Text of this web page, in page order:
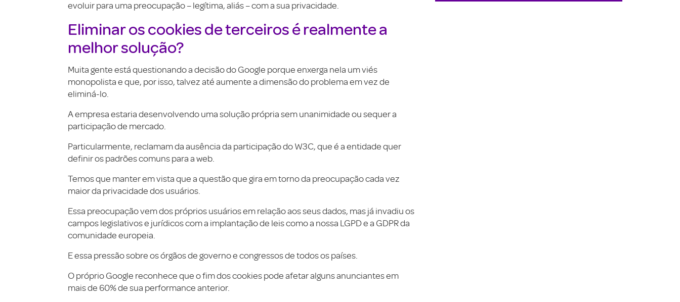
evoluir para uma preocupação – legítima, aliás – com a sua privacidade.
Eliminar os cookies de terceiros é realmente a
melhor solução?
Muita gente está questionando a decisão do Google porque enxerga nela um viés
monopolista e que, por isso, talvez até aumente a dimensão do problema em vez de
eliminá-lo.
A empresa estaria desenvolvendo uma solução própria sem unanimidade ou sequer a
participação de mercado.
Particularmente, reclamam da ausência da participação do W3C, que é a entidade quer
definir os padrões comuns para a web.
Temos que manter em vista que a questão que gira em torno da preocupação cada vez
maior da privacidade dos usuários.
Essa preocupação vem dos próprios usuários em relação aos seus dados, mas já invadiu os
campos legislativos e jurídicos com a implantação de leis como a nossa LGPD e a GDPR da
comunidade europeia.
E essa pressão sobre os órgãos de governo e congressos de todos os países.
O próprio Google reconhece que o fim dos cookies pode afetar alguns anunciantes em
mais de 60% de sua performance anterior.